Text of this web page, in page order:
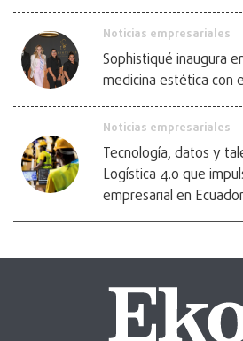
Noticias empresariales
Sophistiqué inaugura
medicina estética con
Noticias empresariales
Tecnología, datos y
Logística 4.0 que
empresarial en Ecuador